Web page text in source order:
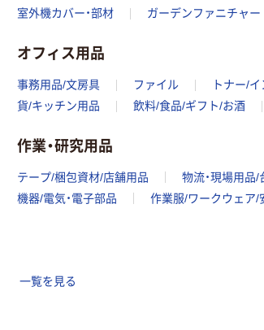
室外機カバー・部材
ガーデンファニチャー
オフィス用品
事務用品/文房具 ファイル トナー/
貨/キッチン用品
飲料/食品/ギフト/お酒
作業・研究用品
テープ/梱包資材/店舗用品 物流・現場用品/
機器/電気・電子部品
作業服/ワークウェア/
一覧を見る